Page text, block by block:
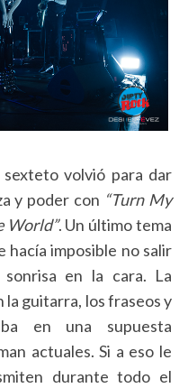
volvió para dar
y poder con “Turn My
World”. Un último tema
hacía imposible no salir
en la cara. La
la guitarra, los fraseos y
en una supuesta
actuales. Si a eso le
durante todo el